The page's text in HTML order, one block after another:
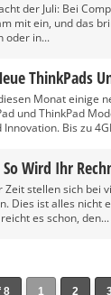
der Juli: Bei
mit ein, und das
oder in...
ThinkPads
Monat einige
und ThinkPad
Bis zu
So Wird Ihr
Zeit stellen sich bei
Dies ist alles nicht
es schon, den...
8 1 2